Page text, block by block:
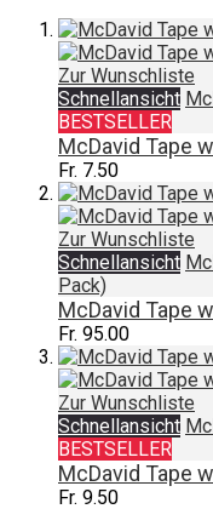
Zur Wunschliste
Schnellansicht
BESTSELLER
McDavid Tape
Fr. 7.50
Zur Wunschliste
Schnellansicht
Pack)
McDavid Tape
Fr. 95.00
Zur Wunschliste
Schnellansicht
BESTSELLER
McDavid Tape
Fr. 9.50